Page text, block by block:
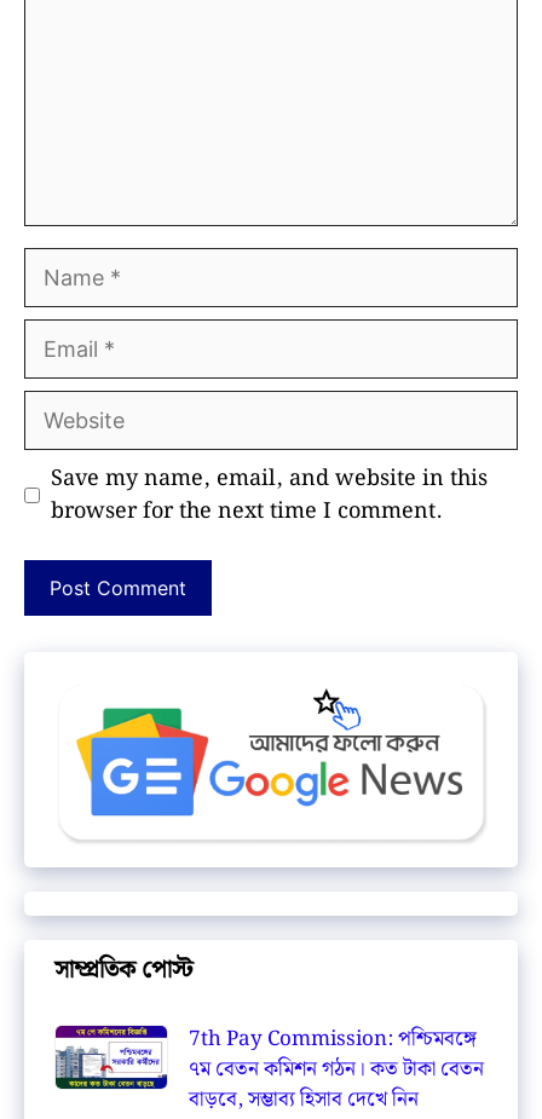
Name
Email
Website
Save my name, email, and website in this
browser for the next time I comment.
সাম্প্রতিক পোস্ট
7th Pay Commission: পশ্চিমবঙ্গে
৭ম বেতন কমিশন গঠন। কত টাকা বেতন
বাড়বে, সম্ভাব্য হিসাব দেখে নিন